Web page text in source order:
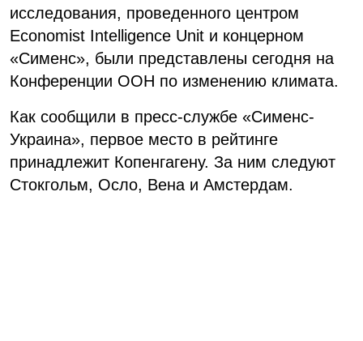
исследования, проведенного центром
Economist Intelligence Unit и концерном
«Сименс», были представлены сегодня на
Конференции ООН по изменению климата.
Как сообщили в пресс-службе «Сименс-
Украина», первое место в рейтинге
принадлежит Копенгагену. За ним следуют
Стокгольм, Осло, Вена и Амстердам.